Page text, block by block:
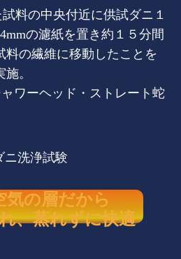
料の中央付近に供試ダニ１
の濾紙を置き約１５分間
料の繊維に移動したことを
。
ワーヘッド・ストレート蛇
気の層だから
、蒸れずに快適